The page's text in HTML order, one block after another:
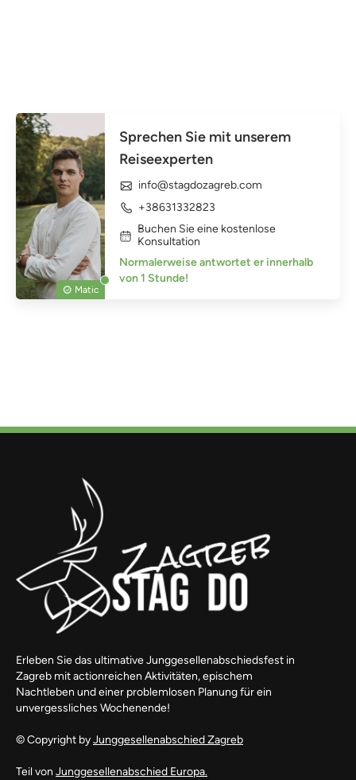
Matic
Sprechen Sie mit unserem
Reiseexperten
info@stagdozagreb.com
+38631332823
Buchen Sie eine kostenlose
Konsultation
Normalerweise antwortet er innerhalb
von 1 Stunde!
Erleben Sie das ultimative Junggesellenabschiedsfest in
Zagreb mit actionreichen Aktivitäten, epischem
Nachtleben und einer problemlosen Planung für ein
unvergessliches Wochenende!
© Copyright byJunggesellenabschied Zagreb
Teil von Junggesellenabschied Europa.